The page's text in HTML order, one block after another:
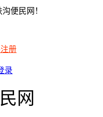
便民网！
册
录
网